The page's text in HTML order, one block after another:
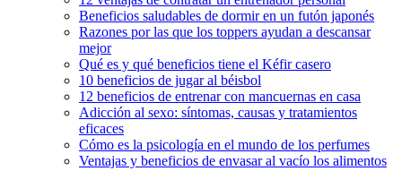
Beneficios saludables de dormir en un futón japonés
Razones por las que los toppers ayudan a descansar
mejor
Qué es y qué beneficios tiene el Kéfir casero
10 beneficios de jugar al béisbol
12 beneficios de entrenar con mancuernas en casa
Adicción al sexo: síntomas, causas y tratamientos
eficaces
Cómo es la psicología en el mundo de los perfumes
Ventajas y beneficios de envasar al vacío los alimentos